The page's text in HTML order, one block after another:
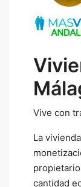
Vive con
La
cantidad